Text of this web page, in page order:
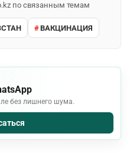
по связанным темам
ВАКЦИНАЦИЯ
без лишнего шума.